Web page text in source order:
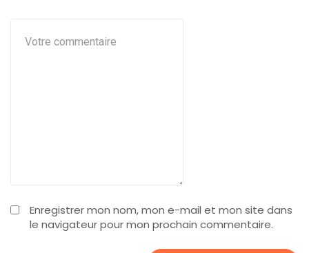
Enregistrer mon nom, mon e-mail et mon site dans
le navigateur pour mon prochain commentaire.